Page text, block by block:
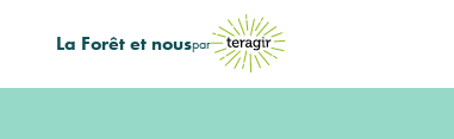
La Forêt et nouspar